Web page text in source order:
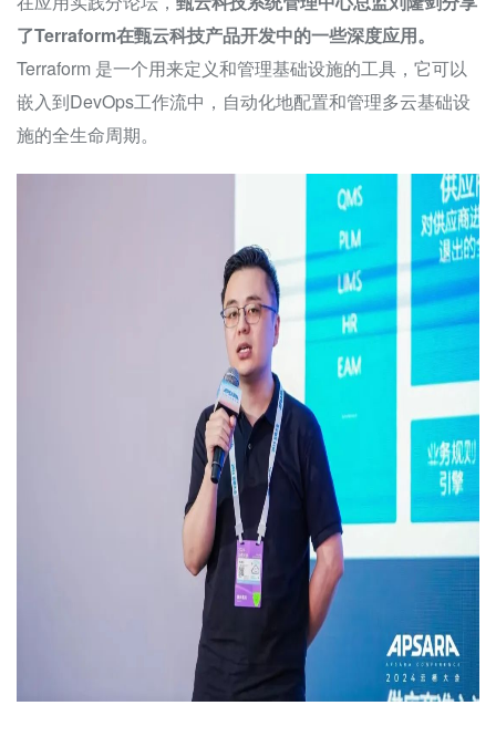
了Terraform在甄云科技产品开发中的一些深度应用。
Terraform 是一个用来定义和管理基础设施的工具，它可以
嵌入到DevOps工作流中，自动化地配置和管理多云基础设
施的全生命周期。